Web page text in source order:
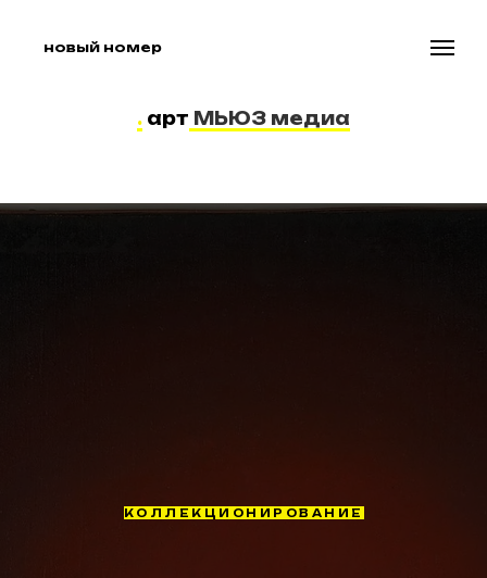
. арт МЬЮЗ медиа
новый номер
КОЛЛЕКЦИОНИРОВАНИЕ